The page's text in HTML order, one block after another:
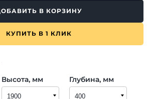
В КОРЗИНУ
КУПИТЬ В 1 КЛИК
Высота, мм Глубина, мм